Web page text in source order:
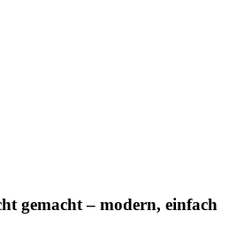
gemacht – modern, einfach